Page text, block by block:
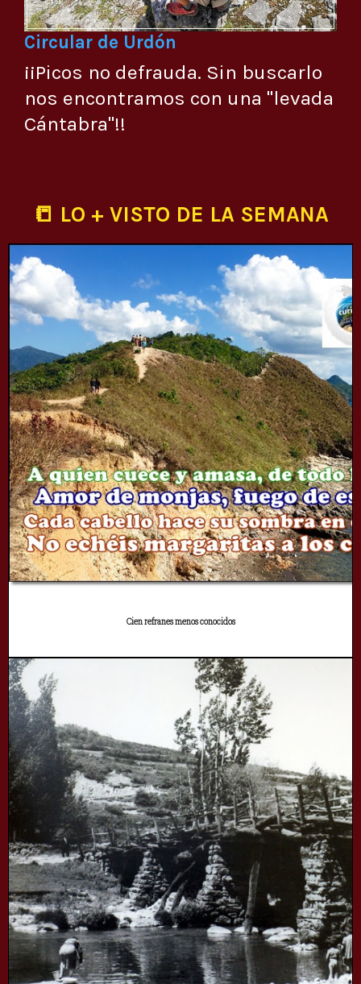
Circular de Urdón
¡¡Picos no defrauda. Sin buscarlo
nos encontramos con una "levada
Cántabra"!!
📒 LO + VISTO DE LA SEMANA
Cien refranes menos conocidos